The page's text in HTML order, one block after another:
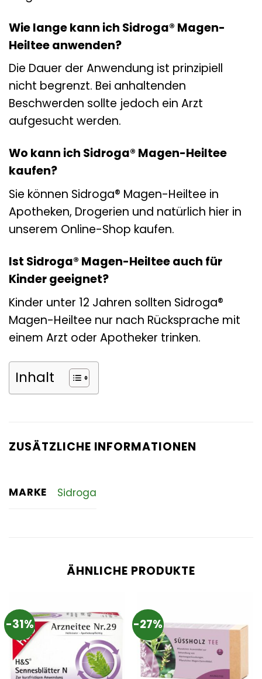
Wie lange kann ich Sidroga® Magen-
Heiltee anwenden?
Die Dauer der Anwendung ist prinzipiell
nicht begrenzt. Bei anhaltenden
Beschwerden sollte jedoch ein Arzt
aufgesucht werden.
Wo kann ich Sidroga® Magen-Heiltee
kaufen?
Sie können Sidroga® Magen-Heiltee in
Apotheken, Drogerien und natürlich hier in
unserem Online-Shop kaufen.
Ist Sidroga® Magen-Heiltee auch für
Kinder geeignet?
Kinder unter 12 Jahren sollten Sidroga®
Magen-Heiltee nur nach Rücksprache mit
einem Arzt oder Apotheker trinken.
Inhalt
ZUSÄTZLICHE INFORMATIONEN
MARKE Sidroga
ÄHNLICHE PRODUKTE
-31% -27%